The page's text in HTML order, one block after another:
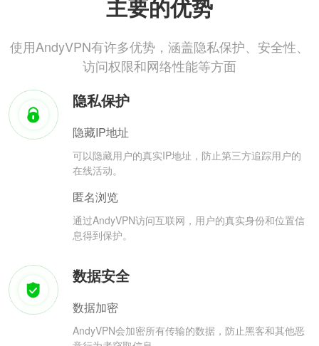
主要的优势
使用AndyVPN有许多优势，涵盖隐私保护、安全性、
访问权限和网络性能等方面
隐私保护
隐藏IP地址
可以隐藏用户的真实IP地址，防止第三方追踪用户的
在线活动。
匿名浏览
通过AndyVPN访问互联网，用户的真实身份和位置信
息得到保护。
数据安全
数据加密
AndyVPN会加密所有传输的数据，防止黑客和其他恶